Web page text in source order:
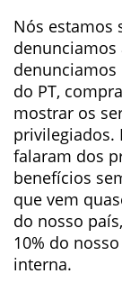
Nós estamos
denunciamos
denunciamos
do PT,
mostrar os
privilegiados.
falaram dos
benefícios
que vem
do nosso
10% do
interna.